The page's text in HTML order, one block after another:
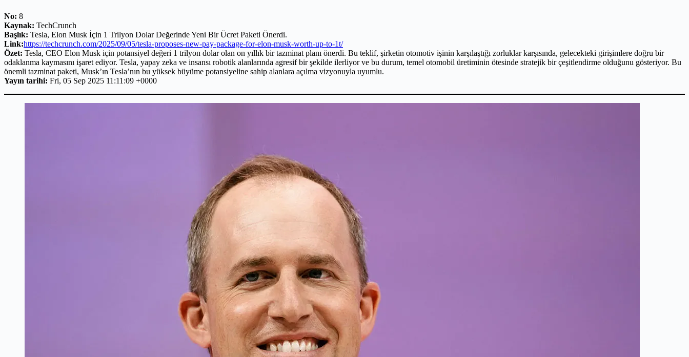
No: 8
Kaynak: TechCrunch
Başlık: Tesla, Elon Musk İçin 1 Trilyon Dolar Değerinde Yeni Bir Ücret Paketi Önerdi.
Link:https://techcrunch.com/2025/09/05/tesla-proposes-new-pay-package-for-elon-musk-worth-up-to-1t/
Özet: Tesla, CEO Elon Musk için potansiyel değeri 1 trilyon dolar olan on yıllık bir tazminat planı önerdi. Bu teklif, şirketin otomotiv işinin karşılaştığı zorluklar karşısında, gelecekteki girişimlere doğru bir
odaklanma kaymasını işaret ediyor. Tesla, yapay zeka ve insansı robotik alanlarında agresif bir şekilde ilerliyor ve bu durum, temel otomobil üretiminin ötesinde stratejik bir çeşitlendirme olduğunu gösteriyor. Bu
önemli tazminat paketi, Musk’ın Tesla’nın bu yüksek büyüme potansiyeline sahip alanlara açılma vizyonuyla uyumlu.
Yayın tarihi: Fri, 05 Sep 2025 11:11:09 +0000